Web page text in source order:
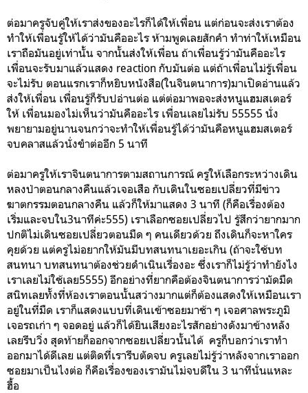
ต่อมาครูจับคู่ให้เราส่งของอะไรก็ได้ให้เพื่อน แต่ก่อนจะส่งเราต้อง
ทำให้เพื่อนรู้ให้ได้ว่ามันคืออะไร ห้ามพูดเลยสักคำ ทำท่าให้เหมือน
เราถือมันอยู่เท่านั้น จากนั้นส่งให้เพื่อน ถ้าเพื่อนรู้ว่ามันคืออะไร
เพื่อนจะรับมาแล้วแสดง reaction กับมันต่อ แต่ถ้าเพื่อนไม่รู้เพื่อน
จะไม่รับ ตอนแรกเราก็หยิบหนังสือ(ในจินตนาการ)มาเปิดอ่านแล้ว
ส่งให้เพื่อน เพื่อนรู้ก็รับปอ่านต่อ แต่ต่อมาพอจะส่งหนูแฮมสเตอร์
ให้ เพื่อนมองไม่เห็นว่ามันคืออะไร เพื่อนเลยไม่รับ 55555 นั่ง
พยายามอยู่นานจนกว่าจะทำให้เพื่อนรู้ได้ว่ามันคือหนูแฮมสเตอร์
จบคลาสแล้วนั่งขำต่ออีก 5 นาที
ต่อมาครูให้เราจินตนาการตามสถานการณ์ ครูให้เลือกระหว่างเดิน
หลงป่าตอนกลางคืนแล้วเจอเสือ กับเดินในซอยเปลี่ยวที่มีข่าว
ฆาตกรรมตอนกลางคืน แล้วก็ให้มาแสดง 3 นาที (ก็คือเรื่องต้อง
เริ่มและจบใน3นาทีค่ะ555) เราเลือกซอยเปลี่ยวไป รู้สึกว่ายากมาก
ปกติไม่เดินซอยเปลี่ยวตอนมืด ๆ คนเดียวด้วย ถึงเดินก็จะหาใคร
คุยด้วย แต่ครูไม่อยากให้มันมีบทสนทนาเยอะเกิน (ถ้าจะใช้บท
สนทนา บทสนทนาต้องช่วยดำเนินเรื่องอะ ซึ่งเราก็ไม่รู้ว่าทำยังไง
เราเลยไม่ใช้เลย5555) อีกอย่างที่ยากคือต้องจินตนาการว่ามัดมืด
สนิทเลยทั้งที่ห้องเราตอนนั้นสว่างมากแต่ก็ต้องแสดงให้เหมือนเรา
อยู่ในที่มืด เราก็แสดงแบบที่เดินเข้าซอยมาช้า ๆ เจอศาลพระภูมิ
เจอรถเก่า ๆ จอดอยู่ แล้วก็ได้ยินเสียงอะไรสักอย่างดังมาข้างหลัง
เลยรีบวิ่ง สุดท้ายก็ออกจากซอยเปลี่ยวนั้นได้ ครูก็บอกว่าเราทำ
ออกมาได้ดีเลย แต่ติดที่เรารีบตัดจบ ครูเลยไม่รู้ว่าหลังจากเราออก
ซอยมาเป็นไงต่อ ก็คือเรื่องของเรามันไม่จบดีใน 3 นาทีนั่นแหละ
ฮื้อ